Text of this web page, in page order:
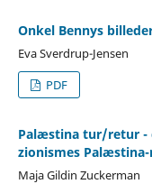
Onkel Bennys
Eva Sverdrup-Jensen
PDF
Palæstina tur/retur -
zionismes
Maja Gildin Zuckerman